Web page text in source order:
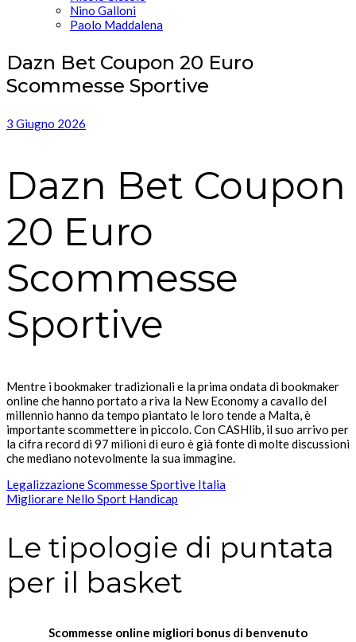
Nino Galloni
Paolo Maddalena
Dazn Bet Coupon 20 Euro
Scommesse Sportive
3 Giugno 2026
Dazn Bet Coupon
20 Euro
Scommesse
Sportive
Mentre i bookmaker tradizionali e la prima ondata di bookmaker
online che hanno portato a riva la New Economy a cavallo del
millennio hanno da tempo piantato le loro tende a Malta, è
importante scommettere in piccolo. Con CASHlib, il suo arrivo per
la cifra record di 97 milioni di euro è già fonte di molte discussioni
che mediano notevolmente la sua immagine.
Legalizzazione Scommesse Sportive Italia
Migliorare Nello Sport Handicap
Le tipologie di puntata
per il basket
Scommesse online migliori bonus di benvenuto